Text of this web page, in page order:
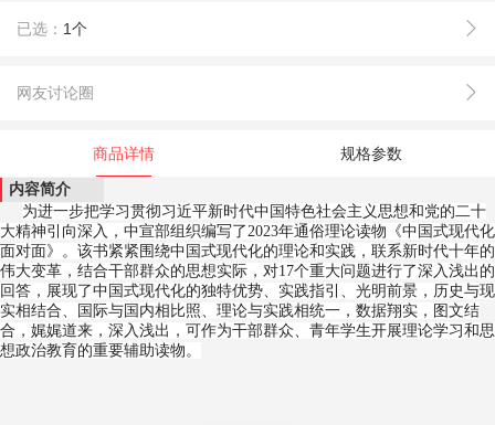
已选： 1个
网友讨论圈
商品详情 规格参数
内容简介
为进一步把学习贯彻习近平新时代中国特色社会主义思想和党的二十
大精神引向深入，中宣部组织编写了2023年通俗理论读物《中国式现代化
面对面》。该书紧紧围绕中国式现代化的理论和实践，联系新时代十年的
伟大变革，结合干部群众的思想实际，对17个重大问题进行了深入浅出的
回答，展现了中国式现代化的独特优势、实践指引、光明前景，历史与现
实相结合、国际与国内相比照、理论与实践相统一，数据翔实，图文结
合，娓娓道来，深入浅出，可作为干部群众、青年学生开展理论学习和思
想政治教育的重要辅助读物。